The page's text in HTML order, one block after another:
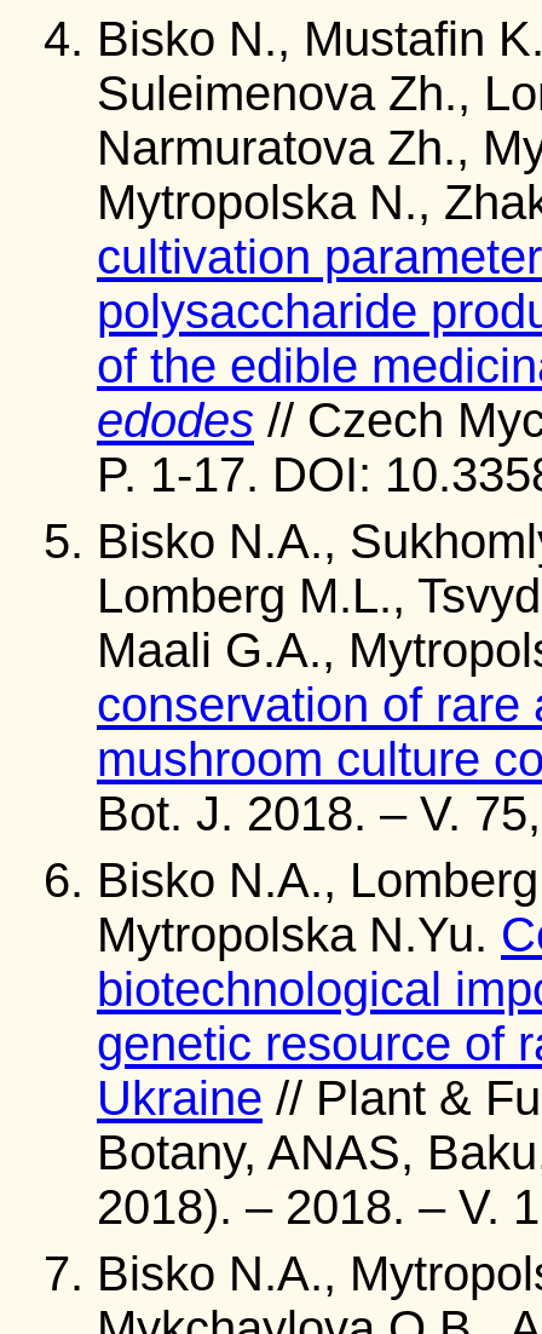
Bisko N., Mustafin
Suleimenova Zh.,
Narmuratova Zh.,
Mytropolska N.,
cultivation
polysaccharide
of the edible
edodes // Czech
P. 1-17. DOI:
Bisko N.A.,
Lomberg M.L.,
Maali G.A.,
conservation of rare
mushroom culture
Bot. J. 2018. – V.
Bisko N.A.,
Mytropolska N.Yu.
biotechnological
genetic resource of
Ukraine // Plant &
Botany, ANAS,
2018). – 2018. – V.
Bisko N.A.,